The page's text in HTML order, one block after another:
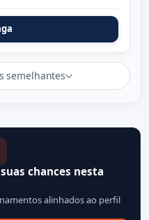
semelhantes
chances nesta
alinhados ao perfil